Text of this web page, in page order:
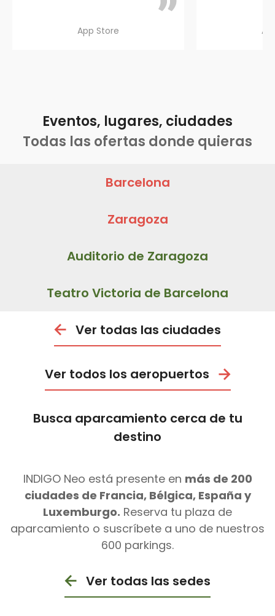
App Store
Eventos, lugares, ciudades
Todas las ofertas donde quieras
Barcelona
Zaragoza
Auditorio de Zaragoza
Teatro Victoria de Barcelona
Ver todas las ciudades
Ver todos los aeropuertos
Busca aparcamiento cerca de tu
destino
INDIGO Neo está presente en más de 200
ciudades de Francia, Bélgica, España y
Luxemburgo. Reserva tu plaza de
aparcamiento o suscríbete a uno de nuestros
600 parkings.
Ver todas las sedes